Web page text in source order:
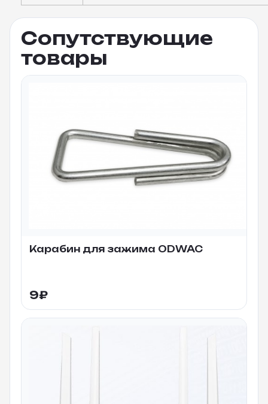
Сопутствующие
товары
Карабин для зажима ODWAC
9₽